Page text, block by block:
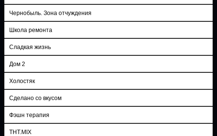
Чернобыль. Зона отчуждения
Школа ремонта
Сладкая жизнь
Дом 2
Холостяк
Сделано со вкусом
Фэшн терапия
ТНТ.MIX